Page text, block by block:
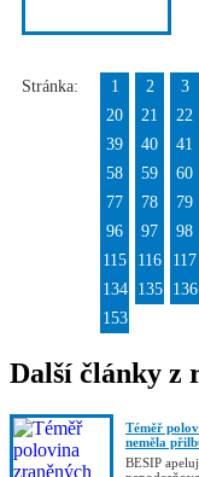
Stránka: 1 2 3
20
21 22
39
40 41
58
59 60
77
78 79
96
97 98
115
116 117
134
135 136
153
Další články z
Téměř
neměla
BESIP